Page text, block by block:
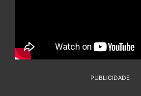
PUBLICIDADE